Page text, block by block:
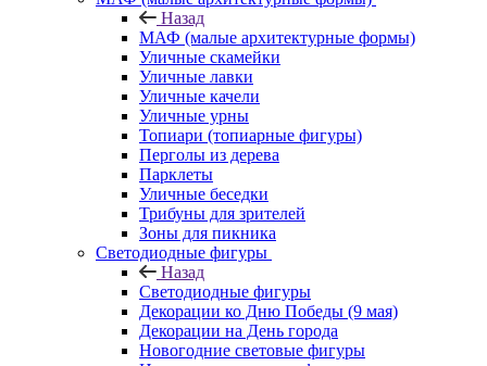
Назад
МАФ (малые архитектурные формы)
Уличные скамейки
Уличные лавки
Уличные качели
Уличные урны
Топиари (топиарные фигуры)
Перголы из дерева
Парклеты
Уличные беседки
Трибуны для зрителей
Зоны для пикника
Светодиодные фигуры
Назад
Светодиодные фигуры
Декорации ко Дню Победы (9 мая)
Декорации на День города
Новогодние световые фигуры